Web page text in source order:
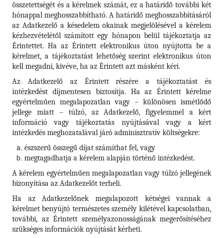
összetettségét és a kérelmek számát, ez a határidő további két
hónappal meghosszabbítható. A határidő meghosszabbításáról
az Adatkezelő a késedelem okainak megjelölésével a kérelem
kézhezvételétől számított egy hónapon belül tájékoztatja az
Érintettet. Ha az Érintett elektronikus úton nyújtotta be a
kérelmet, a tájékoztatást lehetőség szerint elektronikus úton
kell megadni, kivéve, ha az Érintett azt másként kéri.
Az Adatkezelő az Érintett részére a tájékoztatást és
intézkedést díjmentesen biztosítja. Ha az Érintett kérelme
egyértelműen megalapozatlan vagy – különösen ismétlődő
jellege miatt – túlzó, az Adatkezelő, figyelemmel a kért
információ vagy tájékoztatás nyújtásával vagy a kért
intézkedés meghozatalával járó adminisztratív költségekre:
észszerű összegű díjat számíthat fel, vagy
megtagadhatja a kérelem alapján történő intézkedést.
A kérelem egyértelműen megalapozatlan vagy túlzó jellegének
bizonyítása az Adatkezelőt terheli.
Ha az Adatkezelőnek megalapozott kétségei vannak a
kérelmet benyújtó természetes személy kilétével kapcsolatban,
további, az Érintett személyazonosságának megerősítéséhez
szükséges információk nyújtását kérheti.